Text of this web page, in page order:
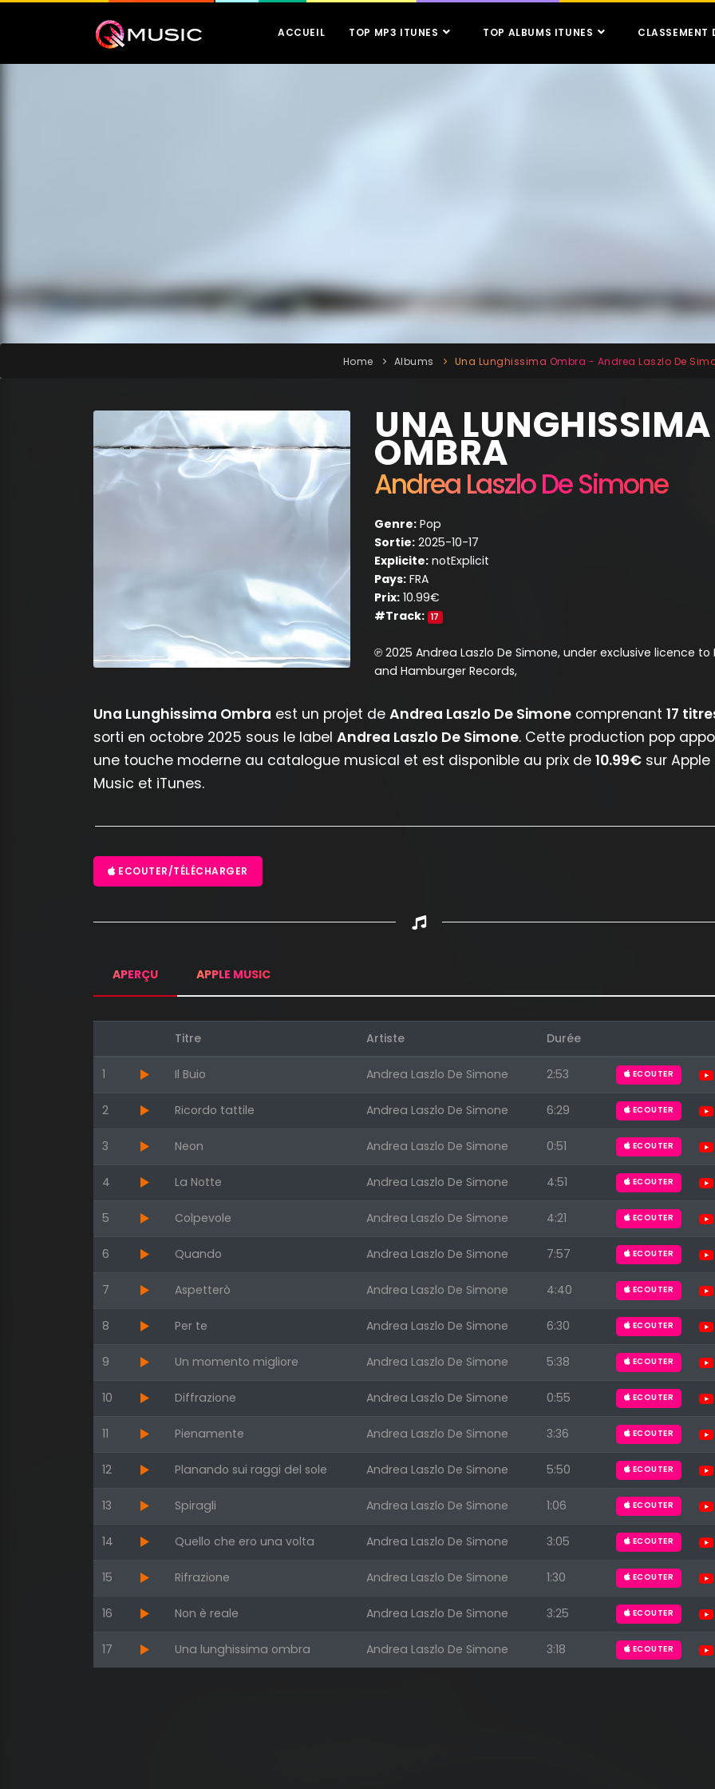
Appuyez sur ENTREE pour valider...
ACCUEIL TOP MP3 ITUNES TOP ALBUMS ITUNES CLASSEMENT
Home Albums Una Lunghissima Ombra - Andrea Laszlo De
UNA LUNGHISSIMA
OMBRA
Andrea Laszlo De Simone
Genre: Pop
Sortie: 2025-10-17
Explicite: notExplicit
Pays: FRA
Prix: 10.99€
#Track: 17
℗ 2025 Andrea Laszlo De Simone, under exclusive licence to
and Hamburger Records,
Una Lunghissima Ombra est un projet de Andrea Laszlo De Simone comprenant 17
sorti en octobre 2025 sous le label Andrea Laszlo De Simone. Cette production pop
une touche moderne au catalogue musical et est disponible au prix de 10.99€ sur Apple
Music et iTunes.
ECOUTER/TÉLÉCHARGER
APERÇU APPLE MUSIC
Titre Artiste Durée
1 Il Buio Andrea Laszlo De Simone 2:53 ECOUTER
2 Ricordo tattile Andrea Laszlo De Simone 6:29 ECOUTER
3 Neon Andrea Laszlo De Simone 0:51 ECOUTER
4 La Notte Andrea Laszlo De Simone 4:51 ECOUTER
5 Colpevole Andrea Laszlo De Simone 4:21 ECOUTER
6 Quando Andrea Laszlo De Simone 7:57 ECOUTER
7 Aspetterò Andrea Laszlo De Simone 4:40 ECOUTER
8 Per te Andrea Laszlo De Simone 6:30 ECOUTER
9 Un momento migliore Andrea Laszlo De Simone 5:38 ECOUTER
10 Diffrazione Andrea Laszlo De Simone 0:55 ECOUTER
11 Pienamente Andrea Laszlo De Simone 3:36 ECOUTER
12 Planando sui raggi del sole Andrea Laszlo De Simone 5:50 ECOUTER
13 Spiragli Andrea Laszlo De Simone 1:06 ECOUTER
14 Quello che ero una volta Andrea Laszlo De Simone 3:05 ECOUTER
15 Rifrazione Andrea Laszlo De Simone 1:30 ECOUTER
16 Non è reale Andrea Laszlo De Simone 3:25 ECOUTER
17 Una lunghissima ombra Andrea Laszlo De Simone 3:18 ECOUTER